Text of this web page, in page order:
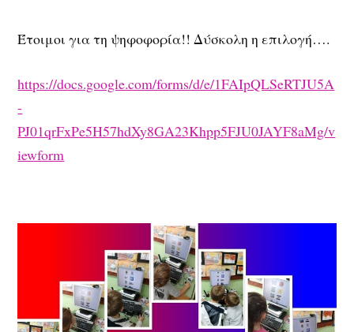
Έτοιμοι για τη ψηφοφορία!! Δύσκολη η επιλογή….
https://docs.google.com/forms/d/e/1FAIpQLSeRTJU5A
-
PJ01qrFxPe5H57hdXy8GA23Khpp5FJU0JAYF8aMg/v
iewform